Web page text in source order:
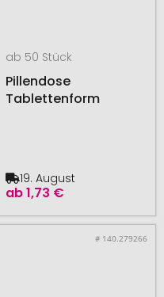
ab 50 Stück
Pillendose
Tablettenform
ab1,73 €
19. August
# 140.279266